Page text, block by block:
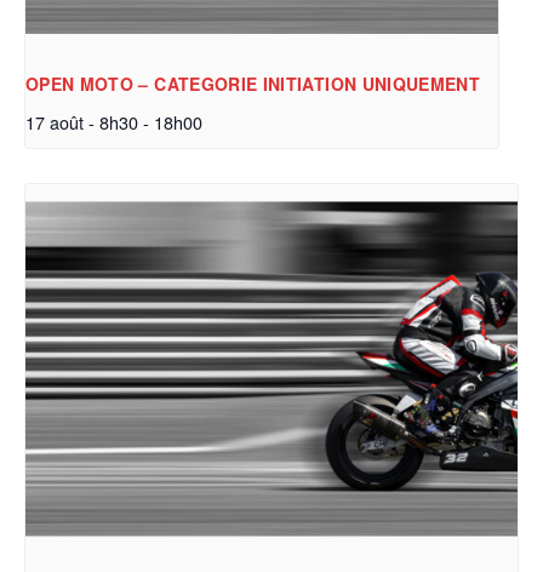
OPEN MOTO – CATEGORIE INITIATION UNIQUEMENT
17 août - 8h30- 18h00